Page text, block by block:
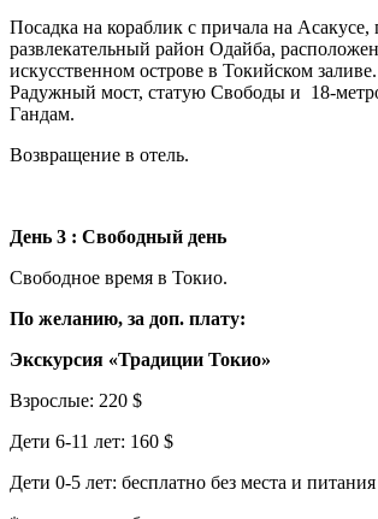
Посадка на кораблик с причала на Асакусе,
развлекательный район Одайба,
искусственном острове в Токийском
Радужный мост, статую Свободы и 18-
Гандам.
Возвращение в отель.
День 3 : Свободный день
Свободное время в Токио.
По желанию, за доп. плату:
Экскурсия «Традиции Токио»
Взрослые: 220 $
Дети 6-11 лет: 160 $
Дети 0-5 лет: бесплатно без места и питания